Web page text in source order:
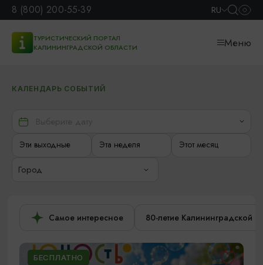
8 (800) 200-55-39 RU
ТУРИСТИЧЕСКИЙ ПОРТАЛ
КАЛИНИНГРАДСКОЙ ОБЛАСТИ
Меню
КАЛЕНДАРЬ СОБЫТИЙ
Эти выходные Эта неделя Этот месяц
Город
Самое интересное 80-летие Калининградской
БЕСПЛАТНО